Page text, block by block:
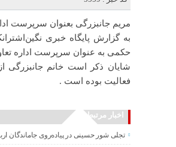
مریم جانبزرگی بعنوان سرپرست
به گزارش پایگاه خبری
حکمی به عنوان‌ سرپرست اداره
شایان ذکر است خانم جانبزرگی
فعالیت بوده است .
اخبار مرتبط
تجلی شور حسینی در پیاده‌روی جاماندگان